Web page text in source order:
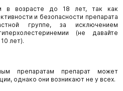
в возрасте до 18 лет, так как
и безопасности препарата
группе, за исключением
(не давайте
лет).
препаратам препарат может
однако они возникают не у всех.